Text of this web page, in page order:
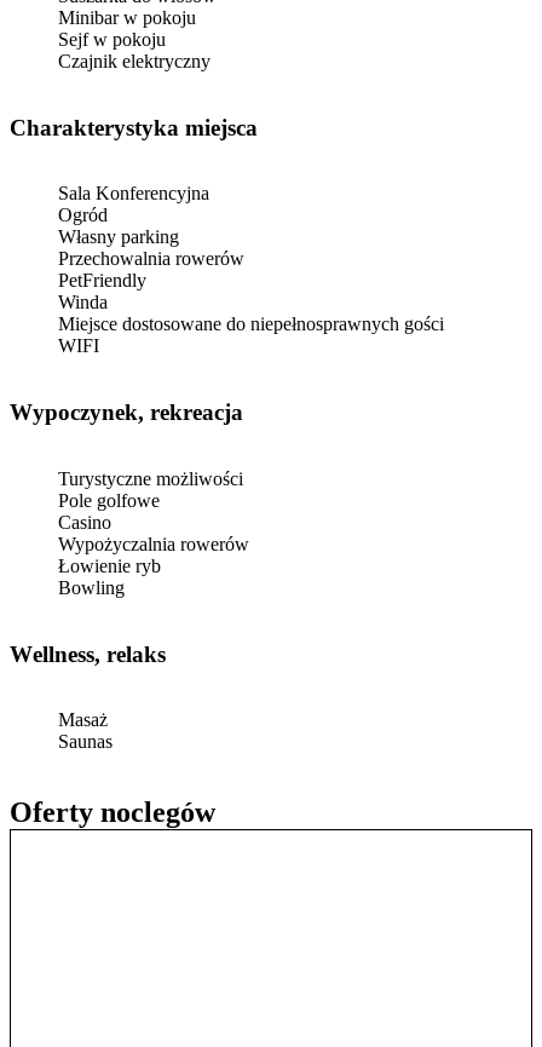
Oferty noclegów
Minibar w pokoju
Sejf w pokoju
Czajnik elektryczny
Charakterystyka miejsca
Sala Konferencyjna
Ogród
Własny parking
Przechowalnia rowerów
PetFriendly
Winda
Miejsce dostosowane do niepełnosprawnych gości
WIFI
Wypoczynek, rekreacja
Turystyczne możliwości
Pole golfowe
Casino
Wypożyczalnia rowerów
Łowienie ryb
Bowling
Wellness, relaks
Masaż
Saunas